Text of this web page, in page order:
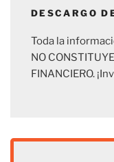
DESCARGO
Toda la
NO
FINANCIERO.